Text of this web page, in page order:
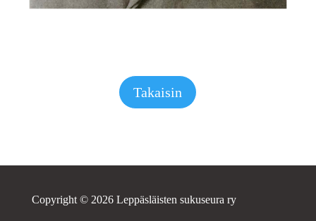
Takaisin
Copyright © 2026 Leppäsläisten sukuseura ry